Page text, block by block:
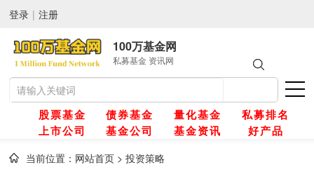
登录 | 注册
100万基金网
私募基金 资讯网
股票基金 债券基金 量化基金
私募排名
上市公司
基金公司 基金资讯 好产品
当前位置： 网站首页 >投资策略